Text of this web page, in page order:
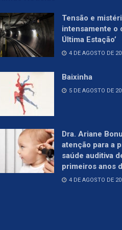
Tensão e
intensamente o
Última Estação’
4 DE AGOSTO DE
Baixinha
5 DE AGOSTO DE
Dra. Ariane
atenção para a
saúde auditiva
primeiros anos
4 DE AGOSTO DE